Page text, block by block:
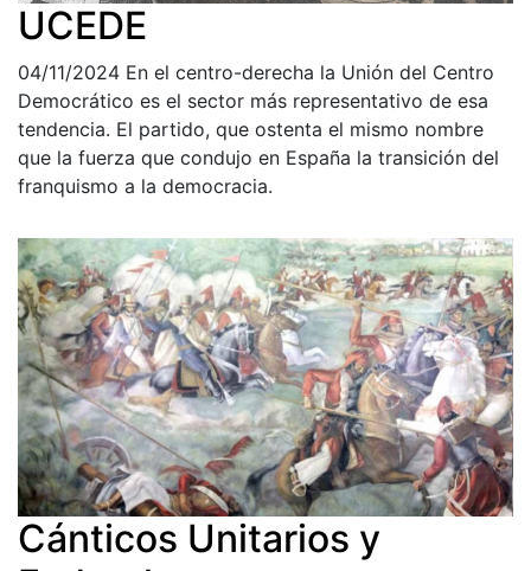
UCEDE
04/11/2024 En el centro-derecha la Unión del Centro
Democrático es el sector más representativo de esa
tendencia. El partido, que ostenta el mismo nombre
que la fuerza que condujo en España la transición del
franquismo a la democracia.
Cánticos Unitarios y